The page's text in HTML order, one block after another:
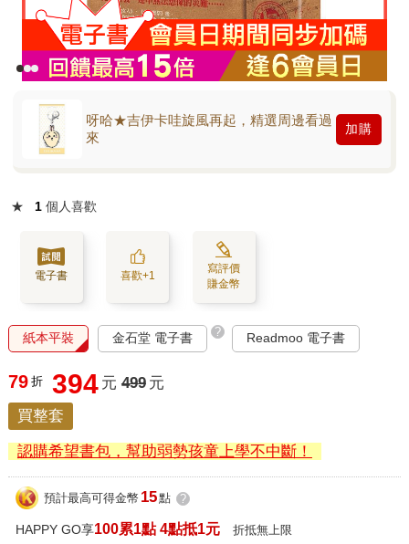
呀哈★吉伊卡哇旋風再起，精選周邊看過
來
加購
★ 1 個人喜歡
電子書 喜歡+1
寫評價
賺金幣
紙本平裝 金石堂 電子書 ? Readmoo 電子書
79 折 394 元 499 元
買整套
認購希望書包，幫助弱勢孩童上學不中斷！
預計最高可得金幣 15點 ?
HAPPY GO享100累1點 4點抵1元 折抵無上限